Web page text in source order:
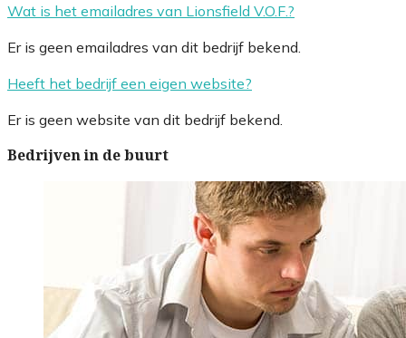
Wat is het emailadres van Lionsfield V.O.F.?
Er is geen emailadres van dit bedrijf bekend.
Heeft het bedrijf een eigen website?
Er is geen website van dit bedrijf bekend.
Bedrijven in de buurt